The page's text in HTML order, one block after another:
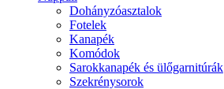
Dohányzóasztalok
Fotelek
Kanapék
Komódok
Sarokkanapék és ülőgarnitúrák
Szekrénysorok